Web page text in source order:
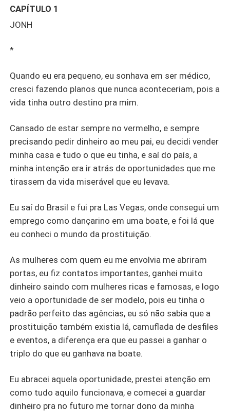
CAPÍTULO 1
JONH
*
Quando eu era pequeno, eu sonhava em ser médico,
cresci fazendo planos que nunca aconteceriam, pois a
vida tinha outro destino pra mim.
Cansado de estar sempre no vermelho, e sempre
precisando pedir dinheiro ao meu pai, eu decidi vender
minha casa e tudo o que eu tinha, e saí do país, a
minha intenção era ir atrás de oportunidades que me
tirassem da vida miserável que eu levava.
Eu saí do Brasil e fui pra Las Vegas, onde consegui um
emprego como dançarino em uma boate, e foi lá que
eu conheci o mundo da prostituição.
As mulheres com quem eu me envolvia me abriram
portas, eu fiz contatos importantes, ganhei muito
dinheiro saindo com mulheres ricas e famosas, e logo
veio a oportunidade de ser modelo, pois eu tinha o
padrão perfeito das agências, eu só não sabia que a
prostituição também existia lá, camuflada de desfiles
e eventos, a diferença era que eu passei a ganhar o
triplo do que eu ganhava na boate.
Eu abracei aquela oportunidade, prestei atenção em
como tudo aquilo funcionava, e comecei a guardar
dinheiro pra no futuro me tornar dono da minha